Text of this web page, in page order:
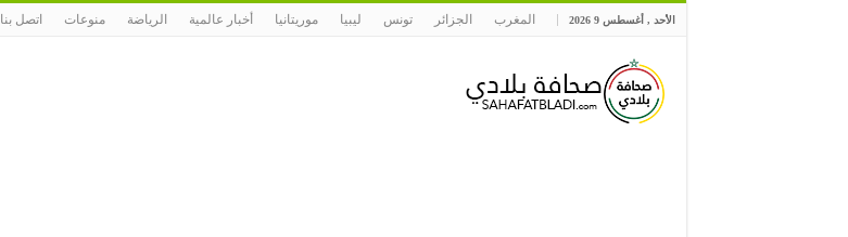
الأحد , أغسطس 9 2026 المغرب الجزائر تونس ليبيا موريتانيا أخبار عالمية الرياضة منوعات اتصل بنا